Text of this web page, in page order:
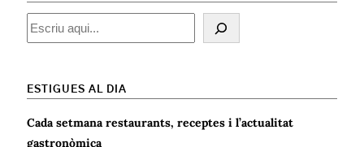
Cercar
ESTIGUES AL DIA
Cada setmana restaurants, receptes i l’actualitat
gastronòmica